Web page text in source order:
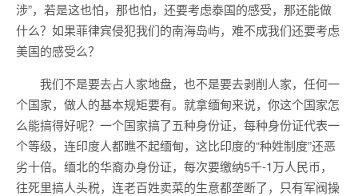
涉”，若是这也怕，那也怕，还要考虑泰国的感受，那还能做
什么？如果菲律宾侵犯我们的南海岛屿，难不成我们还要考虑
美国的感受么？
我们不是要去占人家地盘，也不是要去剥削人家，任何一
个国家，做人的基本规矩要有。就拿缅甸来说，你这个国家怎
么能搞得好呢？一个国家搞了五种身份证，每种身份证代表一
个等级，连印度人都瞧不起缅甸，这比印度的“种姓制度”还恶
劣十倍。缅北的华裔办身份证，每次要缴纳5千-1万人民币，
往死里搞人头税，连老百姓卖菜的生意都垄断了，只有军阀操